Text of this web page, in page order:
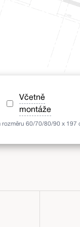
Včetně
montáže
60/70/80/90 x 197